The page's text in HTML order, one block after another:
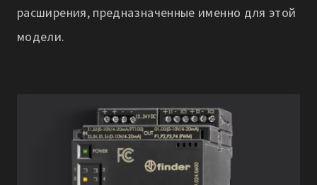
расширения, предназначенные именно для этой
модели.